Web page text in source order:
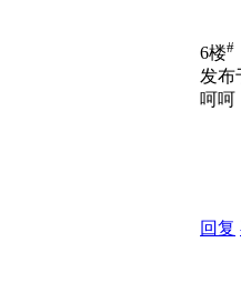
6楼#
发布
呵呵
回复